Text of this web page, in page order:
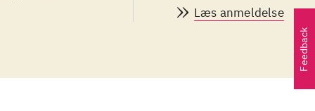
erstattes af
Den er for meget
album-afrunderen
og børnekor, uden at
Læs anmeldelse
Feedback